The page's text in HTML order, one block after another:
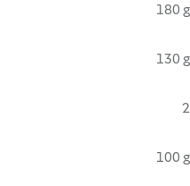
180 g
130 g
2
100 g